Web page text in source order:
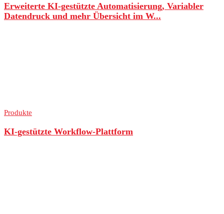
Erweiterte KI-gestützte Automatisierung, Variabler
Datendruck und mehr Übersicht im W...
Produkte
KI-gestützte Workflow-Plattform